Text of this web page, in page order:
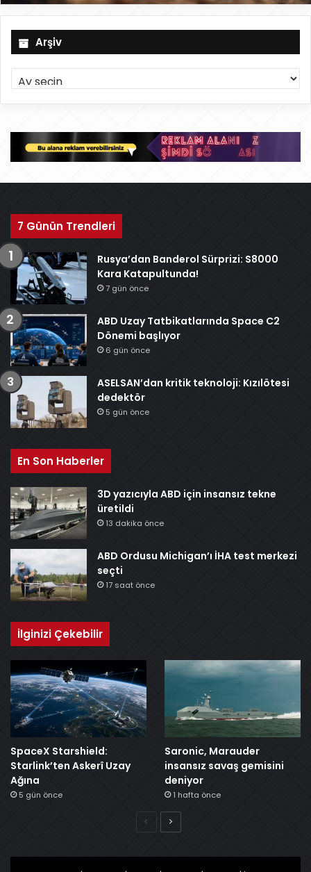
Arşiv
r
ş
v
7 Günün Trendleri
Rusya’dan Banderol Sürprizi: S8000
Kara Katapultunda!
7 gün önce
ABD Uzay Tatbikatlarında Space C2
Dönemi başlıyor
6 gün önce
ASELSAN’dan kritik teknoloji: Kızılötesi
dedektör
5 gün önce
En Son Haberler
3D yazıcıyla ABD için insansız tekne
üretildi
13 dakika önce
ABD Ordusu Michigan’ı İHA test merkezi
seçti
17 saat önce
İlginizi Çekebilir
SpaceX Starshield:
Starlink’ten Askerî Uzay
Ağına
5 gün önce
Saronic, Marauder
insansız savaş gemisini
deniyor
1 hafta önce
ÖncekiSonraki